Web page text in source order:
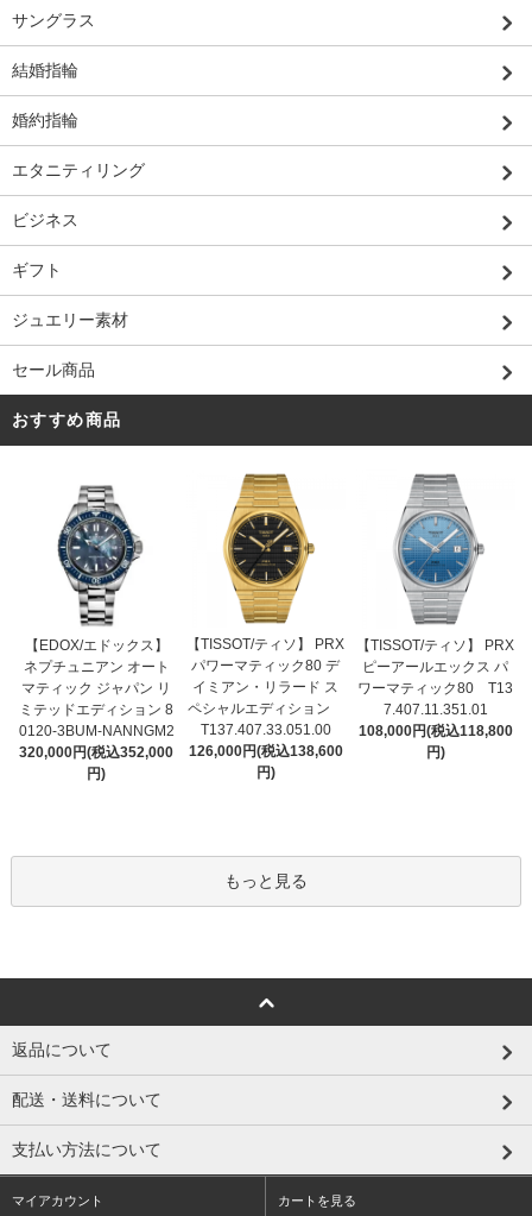
サングラス
結婚指輪
婚約指輪
エタニティリング
ビジネス
ギフト
ジュエリー素材
セール商品
おすすめ商品
【EDOX/エドックス】
ネプチュニアン オート
マティック ジャパン リ
ミテッドエディション 8
0120-3BUM-NANNGM2
320,000円(税込352,000
円)
【TISSOT/ティソ】 PRX
パワーマティック80 デ
イミアン・リラード ス
ペシャルエディション
T137.407.33.051.00
126,000円(税込138,600
円)
【TISSOT/ティソ】 PRX
ピーアールエックス パ
ワーマティック80 T13
7.407.11.351.01
108,000円(税込118,800
円)
もっと見る
返品について
配送・送料について
支払い方法について
マイアカウント カートを見る